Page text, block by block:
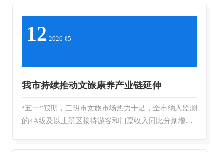
12 2026-05
我市持续推动文旅康养产业链延伸
“五一”假期，三明市文旅市场热力十足，全市纳入监测
的4A级及以上景区接待游客和门票收入同比分别增长